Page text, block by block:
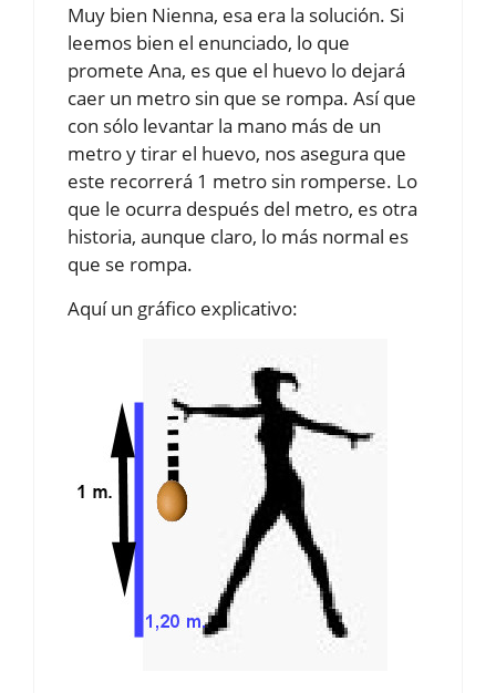
Muy bien Nienna, esa era la solución. Si
leemos bien el enunciado, lo que
promete Ana, es que el huevo lo dejará
caer un metro sin que se rompa. Así que
con sólo levantar la mano más de un
metro y tirar el huevo, nos asegura que
este recorrerá 1 metro sin romperse. Lo
que le ocurra después del metro, es otra
historia, aunque claro, lo más normal es
que se rompa.
Aquí un gráfico explicativo: